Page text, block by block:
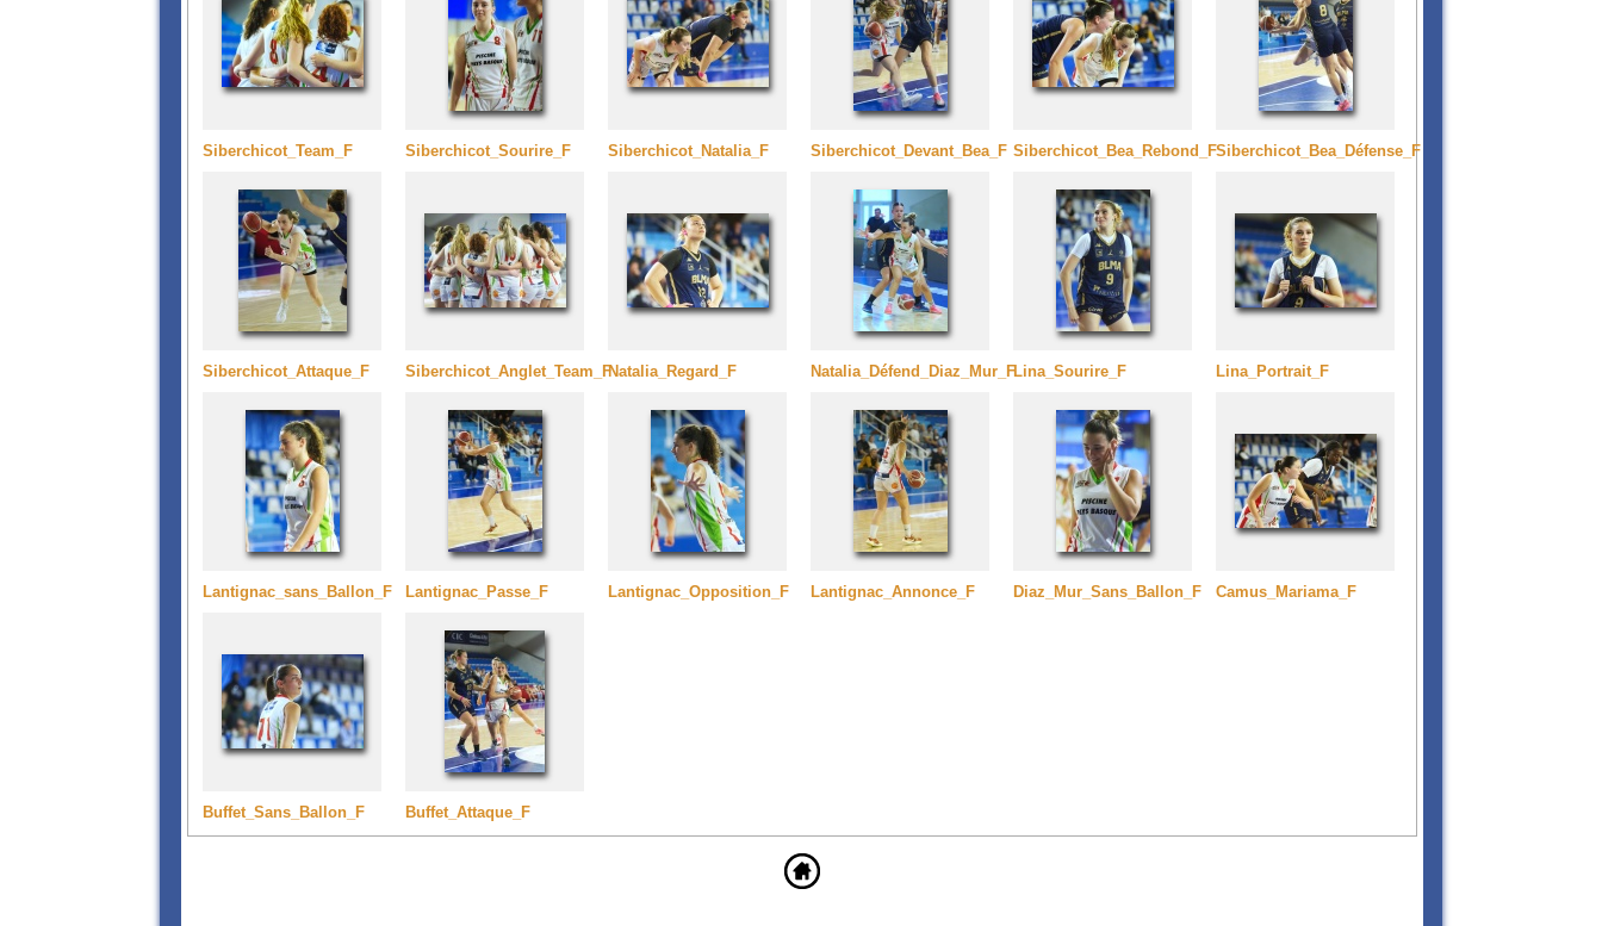
Siberchicot_Team_F Siberchicot_Sourire_F Siberchicot_Natalia_F Siberchicot_Devant_Bea_F Siberchicot_Bea_Rebond_FSiberchicot_Bea_Défense_F
Siberchicot_Attaque_F Siberchicot_Anglet_Team_FNatalia_Regard_F Natalia_Défend_Diaz_Mur_FLina_Sourire_F Lina_Portrait_F
Lantignac_sans_Ballon_F Lantignac_Passe_F Lantignac_Opposition_F Lantignac_Annonce_F Diaz_Mur_Sans_Ballon_F Camus_Mariama_F
Buffet_Sans_Ballon_F Buffet_Attaque_F